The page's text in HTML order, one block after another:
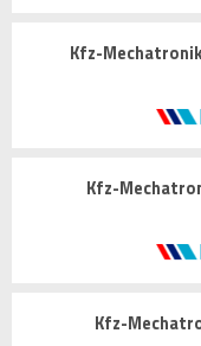
Kfz-
Kfz-
Kfz-